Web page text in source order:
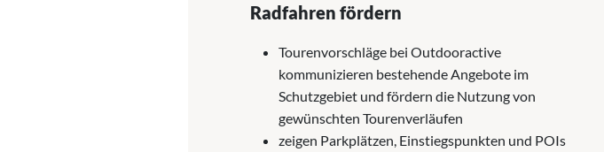
Radfahren fördern
Tourenvorschläge bei Outdooractive
kommunizieren bestehende Angebote im
Schutzgebiet und fördern die Nutzung von
gewünschten Tourenverläufen
zeigen Parkplätzen, Einstiegspunkten und POIs